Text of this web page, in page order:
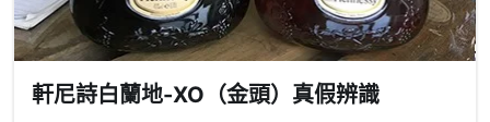
軒尼詩白蘭地-XO（金頭）真假辨識